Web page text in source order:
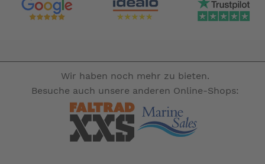
Wir haben noch mehr zu bieten.
Besuche auch unsere anderen Online-Shops: